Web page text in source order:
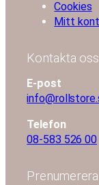
Cookies
Mitt
Kontakta oss
E-post
Telefon
08-583 526 00
Prenumerera